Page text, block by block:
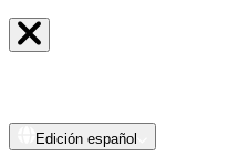
Edición español